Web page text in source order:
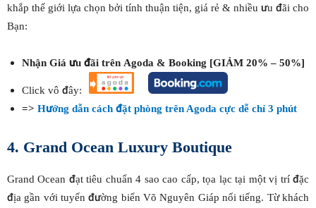
khắp thế giới lựa chọn bởi tính thuận tiện, giá rẻ & nhiều ưu đãi cho
Bạn:
Nhận Giá ưu đãi trên Agoda & Booking [GIẢM 20% – 50%]
Click vô đây:
=> Hướng dẫn cách đặt phòng trên Agoda cực dễ chỉ 3 phút
4. Grand Ocean Luxury Boutique
Grand Ocean đạt tiêu chuẩn 4 sao cao cấp, tọa lạc tại một vị trí đặc
địa gần với tuyến đường biển Võ Nguyên Giáp nổi tiếng. Từ khách